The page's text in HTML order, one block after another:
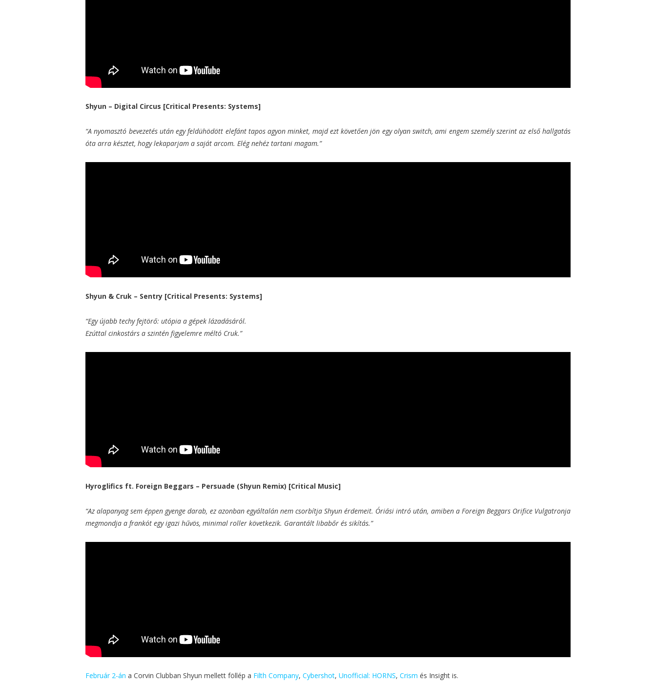
Shyun – Digital Circus [Critical Presents: Systems]
“A nyomasztó bevezetés után egy feldühödött elefánt tapos agyon minket, majd ezt követően jön egy olyan switch, ami engem személy szerint az első hallgatás
óta arra késztet, hogy lekaparjam a saját arcom. Elég nehéz tartani magam.”
Shyun & Cruk – Sentry [Critical Presents: Systems]
“Egy újabb techy fejtörő: utópia a gépek lázadásáról.
Ezúttal cinkostárs a szintén figyelemre méltó Cruk.”
Hyroglifics ft. Foreign Beggars – Persuade (Shyun Remix) [Critical Music]
“Az alapanyag sem éppen gyenge darab, ez azonban egyáltalán nem csorbítja Shyun érdemeit. Óriási intró után, amiben a Foreign Beggars Orifice Vulgatronja
megmondja a frankót egy igazi hűvös, minimal roller következik. Garantált libabőr és sikítás.”
Február 2-án a Corvin Clubban Shyun mellett föllép a Filth Company,Cybershot,Unofficial: HORNS,Crism és Insight is.